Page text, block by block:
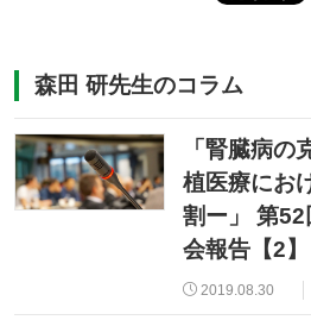
森田 研先生のコラム
「腎臓病の
植医療にお
割ー」 第
会報告【2】
2019.08.30